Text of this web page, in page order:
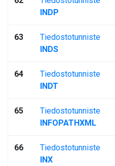
INDP
63
Tiedostotunniste
INDS
64
Tiedostotunniste
INDT
65
Tiedostotunniste
INFOPATHXML
66
Tiedostotunniste
INX